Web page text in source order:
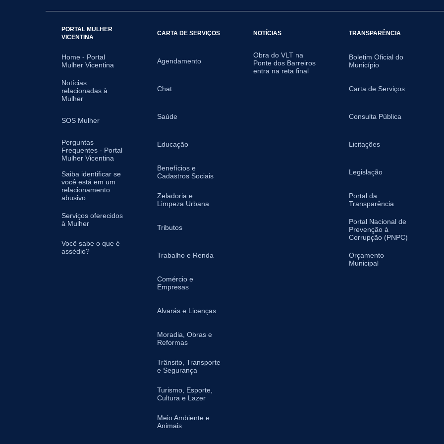
PORTAL MULHER
VICENTINA
Home - Portal
Mulher Vicentina
Notícias
relacionadas à
Mulher
SOS Mulher
Perguntas
Frequentes - Portal
Mulher Vicentina
Saiba identificar se
você está em um
relacionamento
abusivo
Serviços oferecidos
à Mulher
Você sabe o que é
assédio?
CARTA DE SERVIÇOS
Agendamento
Chat
Saúde
Educação
Benefícios e
Cadastros Sociais
Zeladoria e
Limpeza Urbana
Tributos
Trabalho e Renda
Comércio e
Empresas
Alvarás e Licenças
Moradia, Obras e
Reformas
Trânsito, Transporte
e Segurança
Turismo, Esporte,
Cultura e Lazer
Meio Ambiente e
Animais
NOTÍCIAS
Obra do VLT na
Ponte dos Barreiros
entra na reta final
TRANSPARÊNCIA
Boletim Oficial do
Município
Carta de Serviços
Consulta Pública
Licitações
Legislação
Portal da
Transparência
Portal Nacional de
Prevenção à
Corrupção (PNPC)
Orçamento
Municipal